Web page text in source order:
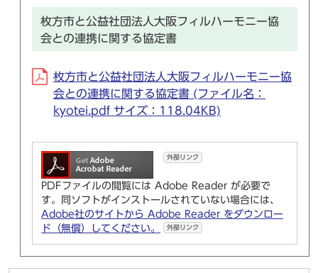
枚方市と公益社団法人大阪フィルハーモニー協
会との連携に関する協定書
枚方市と公益社団法人大阪フィルハーモニー協
会との連携に関する協定書 (ファイル名：
kyotei.pdf サイズ：118.04KB)
外部リンク
PDFファイルの閲覧には Adobe Reader が必要で
す。同ソフトがインストールされていない場合には、
Adobe社のサイトから Adobe Reader をダウンロー
ド（無償）してください。
外部リンク